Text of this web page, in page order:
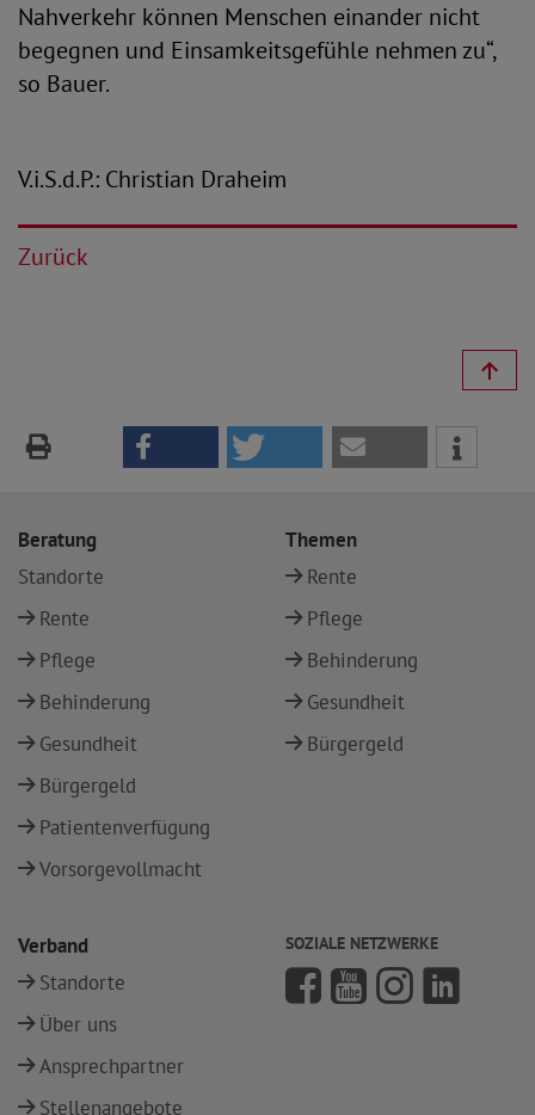
Nahverkehr können Menschen einander nicht
begegnen und Einsamkeitsgefühle nehmen zu“,
so Bauer.
V.i.S.d.P.: Christian Draheim
Zurück
Beratung
Standorte
Rente
Pflege
Behinderung
Gesundheit
Bürgergeld
Patientenverfügung
Vorsorgevollmacht
Themen
Rente
Pflege
Behinderung
Gesundheit
Bürgergeld
Verband
Standorte
Über uns
Ansprechpartner
Stellenangebote
SOZIALE NETZWERKE